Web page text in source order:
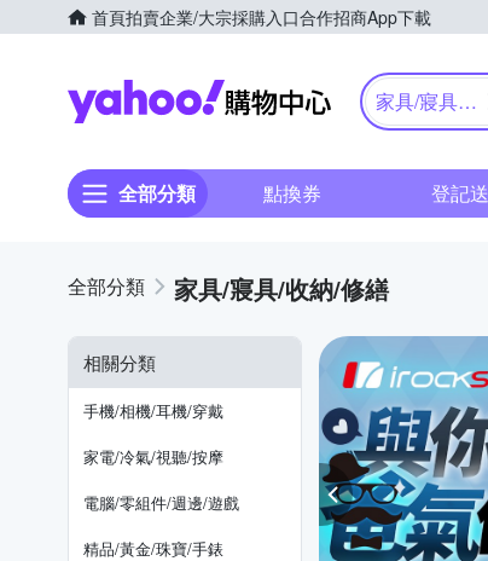
首頁拍賣企業/大宗採購入口合作招商App下載
Yahoo購物中心
家具/寢具/
全部分類 點換券 登記送
家具/寢具/收納/修繕
相關分類
手機/相機/耳機/穿戴
家電/冷氣/視聽/按摩
電腦/零組件/週邊/遊戲
精品/黃金/珠寶/手錶